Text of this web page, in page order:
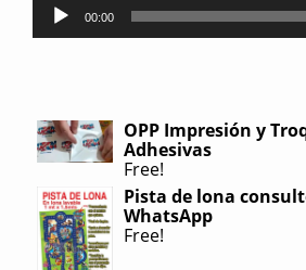
00:00
OPP Impresión y
Adhesivas
Free!
Pista de lona
WhatsApp
Free!